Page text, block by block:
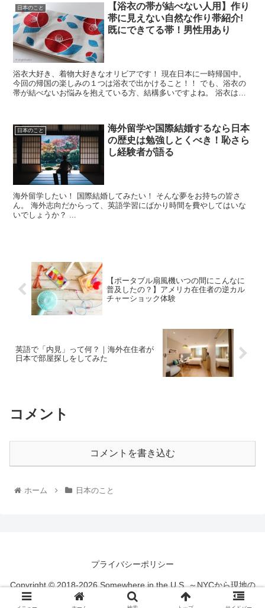
日本のこと
【浴衣の帯が結べない人用】作り
帯に見えない自然な作り帯紹介!
既にできてる帯！男性用あり
浴衣大好き、着物大好きなオリビアです！ 現在日本に一時帰国中。
今回の帰国の楽しみの１つは浴衣で出かけること！！ でも、浴衣の
帯が結べないお悩みを抱えている方、結構多いですよね。 浴衣は着
日本のこと
海外留学や国際結婚するなら日本
の歴史は勉強しとくべき！恥さら
し経験者が語る
海外留学したい！ 国際結婚してみたい！ そんな夢をお持ちの皆さ
ん。 海外志向だからって、英語学習にばかり時間を費やしてはいな
【ポータブル扇風機いつの間にこんなに
普及したの？】アメリカ在住者の逆カル
チャーショック体験
英語で「内見」って何？｜海外在住者が
日本で部屋探しをしてみた
コメント
コメントを書き込む
ホーム 日本のこと
プライバシーポリシー
Copyright © 2018-2026 Somewhere in the U.S. ～NYCから現地の
情報を発信するブログ All Rights Reserved.